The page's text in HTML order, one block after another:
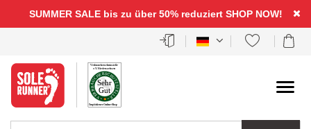
SUMMER SALE bis zu über 50% reduziert SHOP NOW!